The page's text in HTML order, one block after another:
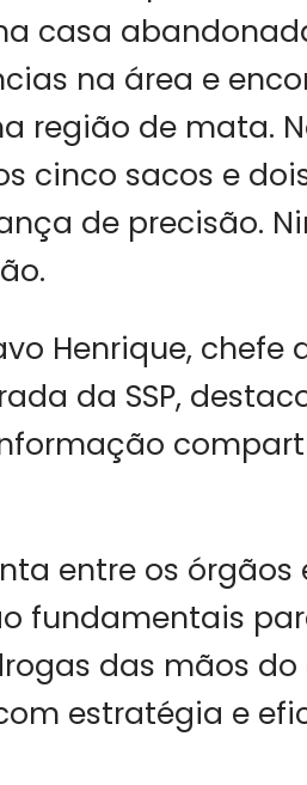
casa
na área e
região de mata.
cinco sacos e
de precisão.
Henrique, chefe
da SSP,
entre os
fundamentais
das mãos do
estratégia e